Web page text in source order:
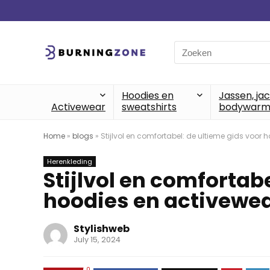
Search
for:
Activewear
Hoodies en
sweatshirts
Jassen,
Home » blogs » Stijlvol en comfortabel: de ultieme gids voor
Herenkleding
Stijlvol en
hoodies en
Stylishweb
July 15, 2024